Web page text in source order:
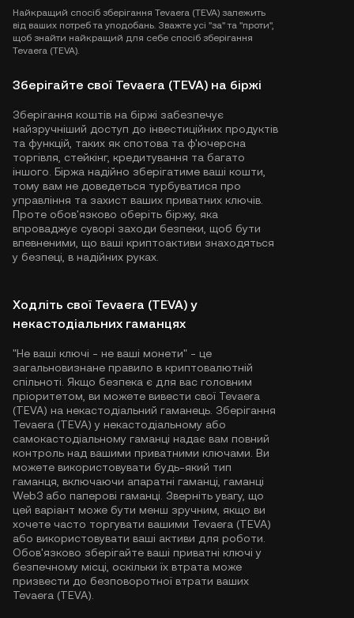
Найкращий спосіб зберігання Tevaera (TEVA) залежить
від ваших потреб та уподобань. Зважте усі "за" та "проти",
щоб знайти найкращий для себе спосіб зберігання
Tevaera (TEVA).
Зберігайте свої Tevaera (TEVA) на біржі
Зберігання коштів на біржі забезпечує
найзручніший доступ до інвестиційних продуктів
та функцій, таких як спотова та ф'ючерсна
торгівля, стейкінг, кредитування та багато
іншого. Біржа надійно зберігатиме ваші кошти,
тому вам не доведеться турбуватися про
управління та захист ваших приватних ключів.
Проте обов'язково оберіть біржу, яка
впроваджує суворі заходи безпеки, щоб бути
впевненими, що ваші криптоактиви знаходяться
у безпеці, в надійних руках.
Ходліть свої Tevaera (TEVA) у
некастодіальних гаманцях
"Не ваші ключі - не ваші монети" - це
загальновизнане правило в криптовалютній
спільноті. Якщо безпека є для вас головним
пріоритетом, ви можете вивести свої Tevaera
(TEVA) на некастодіальний гаманець. Зберігання
Tevaera (TEVA) у некастодіальному або
самокастодіальному гаманці надає вам повний
контроль над вашими приватними ключами. Ви
можете використовувати будь-який тип
гаманця, включаючи апаратні гаманці, гаманці
Web3 або паперові гаманці. Зверніть увагу, що
цей варіант може бути менш зручним, якщо ви
хочете часто торгувати вашими Tevaera (TEVA)
або використовувати ваші активи для роботи.
Обов'язково зберігайте ваші приватні ключі у
безпечному місці, оскільки їх втрата може
призвести до безповоротної втрати ваших
Tevaera (TEVA).